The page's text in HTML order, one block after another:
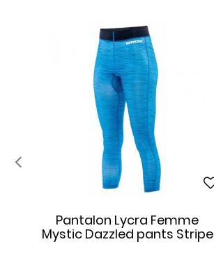
Pantalon Lycra Femme
Mystic Dazzled pants Stripe